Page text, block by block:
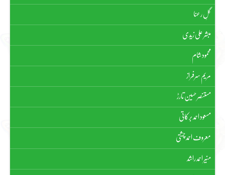
گلِ رعنا
مبشر علی زیدی
محمود شام
مریم سرفراز
مستنصر حسین تارڑ
مسعود احمد برکاتی
معروف احمد چشتی
منیر احمد راشد